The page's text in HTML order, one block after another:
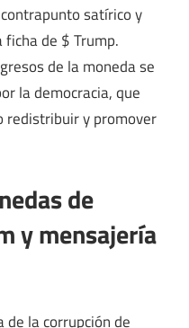
satírico y
de $ Trump.
de la moneda se
la democracia, que
redistribuir y promover
de
y mensajería
de la corrupción de